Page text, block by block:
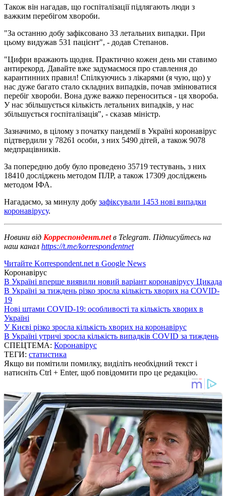
Також він нагадав, що госпіталізації підлягають люди з
важким перебігом хвороби.
"За останню добу зафіксовано 33 летальних випадки. При
цьому видужав 531 пацієнт", - додав Степанов.
"Цифри вражають щодня. Практично кожен день ми ставимо
антирекорд. Давайте вже задумаємося про ставлення до
карантинних правил! Спілкуючись з лікарями (я чую, що) у
нас дуже багато стало складних випадків, почав змінюватися
перебіг хвороби. Вона дуже важко переноситься - ця хвороба.
У нас збільшується кількість летальних випадків, у нас
збільшується госпіталізація", - сказав міністр.
Зазначимо, в цілому з початку пандемії в Україні коронавірус
підтвердили у 78261 особи, з них 5490 дітей, а також 9078
медпрацівників.
За попередню добу було проведено 35719 тестувань, з них
18410 досліджень методом ПЛР, а також 17309 досліджень
методом ІФА.
Нагадаємо, за минулу добу зафіксували 1453 нові випадки
коронавірусу.
Новини від Корреспондент.netв Telegram. Підписуйтесь на
наш канал https://t.me/korrespondentnet
Читайте Korrespondent.net в Google News
Коронавірус
В Україні вперше виявили новий варіант коронавірусу Цикада
В Україні за тиждень різко зросла кількість хворих на COVID-
19
Нові штами COVID-19: особливості та кількість хворих в
Україні
У Києві різко зросла кількість хворих на коронавірус
В Україні утричі зросла кількість випадків COVID за тиждень
СПЕЦТЕМА: Коронавірус
ТЕГИ: статистика
Якщо ви помітили помилку, виділіть необхідний текст і
натисніть Ctrl + Enter, щоб повідомити про це редакцію.